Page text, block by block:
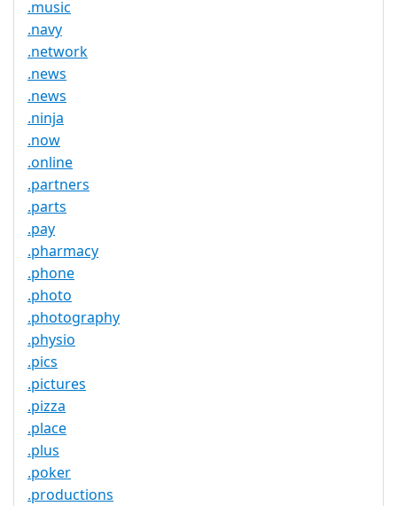
.music
.navy
.network
.news
.news
.ninja
.now
.online
.partners
.parts
.pay
.pharmacy
.phone
.photo
.photography
.physio
.pics
.pictures
.pizza
.place
.plus
.poker
.productions